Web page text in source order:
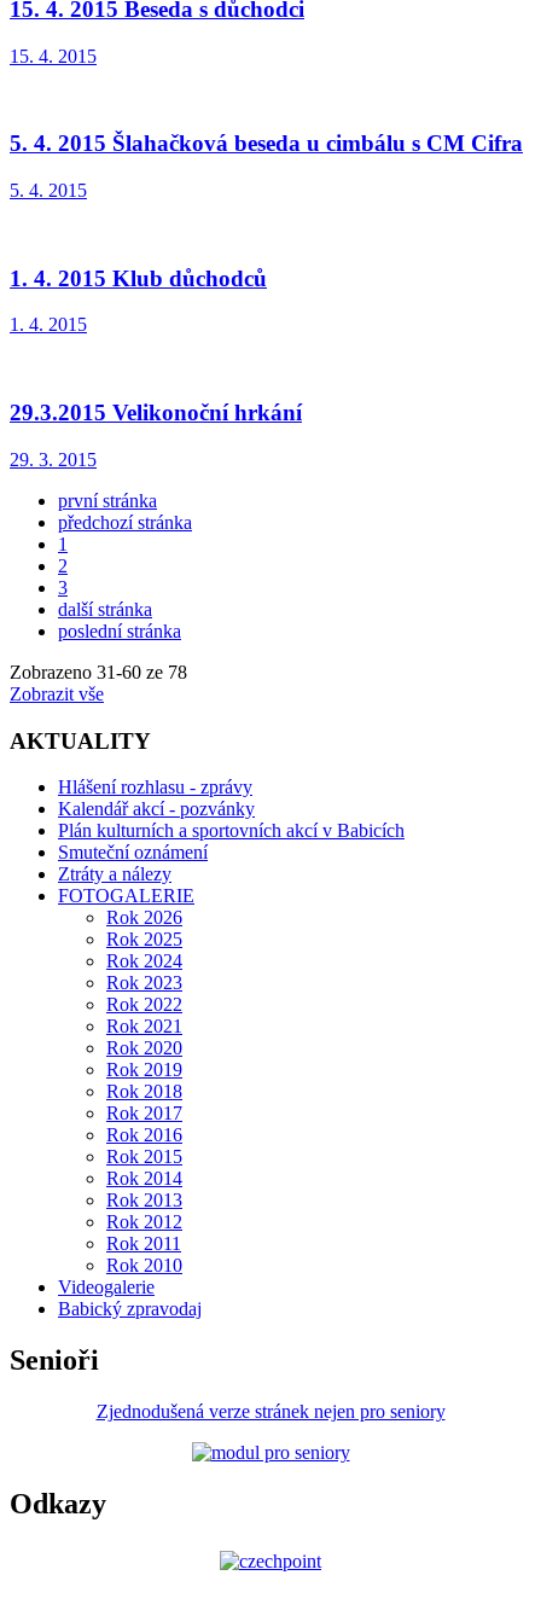
15. 4. 2015 Beseda s důchodci
15. 4. 2015
5. 4. 2015 Šlahačková beseda u cimbálu s CM Cifra
5. 4. 2015
1. 4. 2015 Klub důchodců
1. 4. 2015
29.3.2015 Velikonoční hrkání
29. 3. 2015
první stránka
předchozí stránka
1
2
3
další stránka
poslední stránka
Zobrazeno 31-60 ze 78
Zobrazit vše
AKTUALITY
Hlášení rozhlasu - zprávy
Kalendář akcí - pozvánky
Plán kulturních a sportovních akcí v Babicích
Smuteční oznámení
Ztráty a nálezy
FOTOGALERIE
Rok 2026
Rok 2025
Rok 2024
Rok 2023
Rok 2022
Rok 2021
Rok 2020
Rok 2019
Rok 2018
Rok 2017
Rok 2016
Rok 2015
Rok 2014
Rok 2013
Rok 2012
Rok 2011
Rok 2010
Videogalerie
Babický zpravodaj
Senioři
Zjednodušená verze stránek nejen pro seniory
Odkazy